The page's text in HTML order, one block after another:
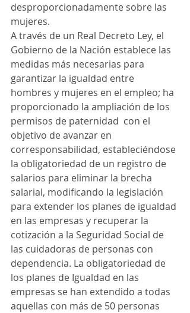
desproporcionadamente sobre las
mujeres.
A través de un Real Decreto Ley, el
Gobierno de la Nación establece las
medidas más necesarias para
garantizar la igualdad entre
hombres y mujeres en el empleo; ha
proporcionado la ampliación de los
permisos de paternidad  con el
objetivo de avanzar en
corresponsabilidad, estableciéndose
la obligatoriedad de un registro de
salarios para eliminar la brecha
salarial, modificando la legislación
para extender los planes de igualdad
en las empresas y recuperar la
cotización a la Seguridad Social de
las cuidadoras de personas con
dependencia. La obligatoriedad de
los planes de Igualdad en las
empresas se han extendido a todas
aquellas con más de 50 personas